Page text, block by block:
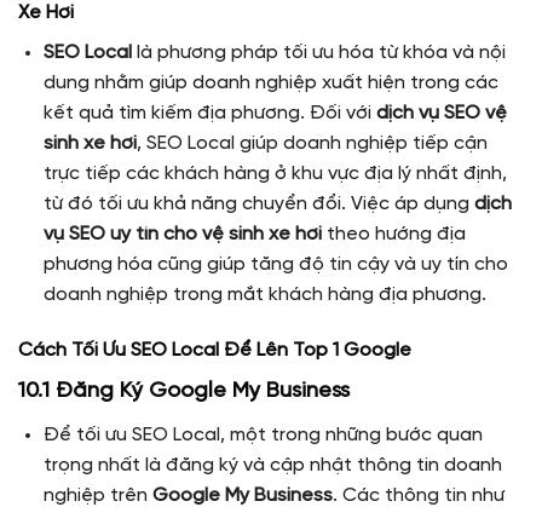
Xe Hơi
SEO Local là phương pháp tối ưu hóa từ khóa và nội
dung nhằm giúp doanh nghiệp xuất hiện trong các
kết quả tìm kiếm địa phương. Đối với dịch vụ SEO vệ
sinh xe hơi, SEO Local giúp doanh nghiệp tiếp cận
trực tiếp các khách hàng ở khu vực địa lý nhất định,
từ đó tối ưu khả năng chuyển đổi. Việc áp dụng dịch
vụ SEO uy tín cho vệ sinh xe hơitheo hướng địa
phương hóa cũng giúp tăng độ tin cậy và uy tín cho
doanh nghiệp trong mắt khách hàng địa phương.
Cách Tối Ưu SEO Local Để Lên Top 1 Google
10.1 Đăng Ký Google My Business
Để tối ưu SEO Local, một trong những bước quan
trọng nhất là đăng ký và cập nhật thông tin doanh
nghiệp trên Google My Business. Các thông tin như